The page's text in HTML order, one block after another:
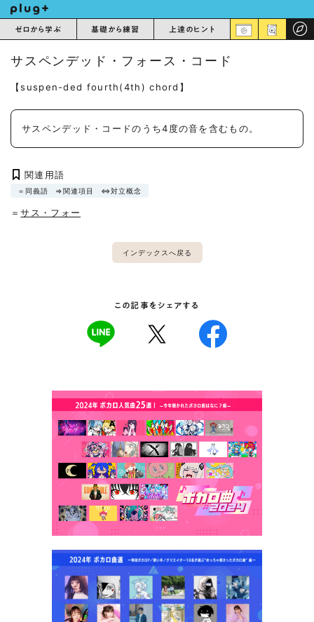
ゼロから学ぶ 基礎から練習 上達のヒント
サスペンデッド・フォース・コード
【suspen-ded fourth(4th) chord】
サスペンデッド・コードのうち4度の音を含むもの。
関連用語
＝同義語 ⇒関連項目 ⇔対立概念
＝サス・フォー
インデックスへ戻る
この記事をシェアする